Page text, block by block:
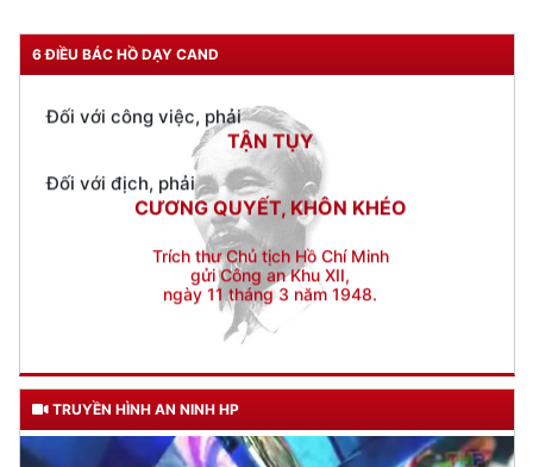
6 ĐIỀU BÁC HỒ DẠY CAND
Đối với công việc, phải
CƯƠNG QUYẾT, KHÔN KHÉO
Trích thư Chủ tịch Hồ Chí Minh
gửi Công an Khu XII,
ngày 11 tháng 3 năm 1948.
TRUYỀN HÌNH AN NINH HP